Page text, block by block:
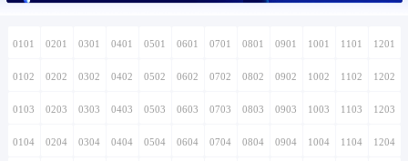
0101 0201 0301 0401 0501 0601 0701 0801 0901 1001 1101 1201
0102 0202 0302 0402 0502 0602 0702 0802 0902 1002 1102 1202
0103 0203 0303 0403 0503 0603 0703 0803 0903 1003 1103 1203
0104 0204 0304 0404 0504 0604 0704 0804 0904 1004 1104 1204